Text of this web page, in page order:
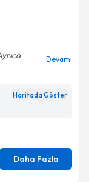
Devamı
Haritada Göster
Daha Fazla